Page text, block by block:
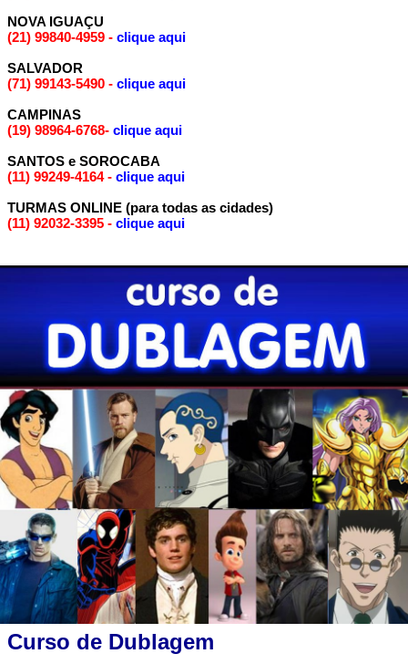
NOVA IGUAÇU
(21) 99840-4959 - clique aqui
SALVADOR
(71) 99143-5490 - clique aqui
CAMPINAS
(19) 98964-6768- clique aqui
SANTOS e SOROCABA
(11) 99249-4164- clique aqui
TURMAS ONLINE (para todas as cidades)
(11) 92032-3395 - clique aqui
Curso de Dublagem